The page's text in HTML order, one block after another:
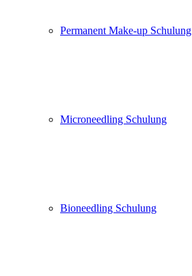
Permanent Make-up Schulung
Microneedling Schulung
Bioneedling Schulung